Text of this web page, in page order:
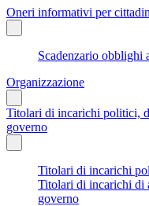
Oneri informativi per
Scadenzario obblighi
Organizzazione
Titolari di incarichi politici,
governo
Titolari di incarichi
Titolari di incarichi di
governo